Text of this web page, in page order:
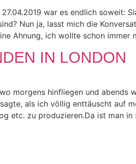
war es endlich soweit:
Nun ja, lasst mich die
Ahnung, ich wollte schon
IN LONDON
morgens hinfliegen und abends
als ich völlig enttäuscht auf
etc. zu produzieren.Da ist man